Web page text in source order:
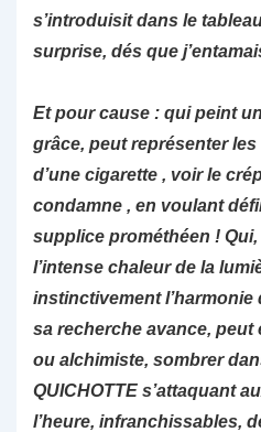
s’introduisit dans le
surprise, dés que
Et pour cause : qui peint
grâce, peut représenter
d’une cigarette , voir le
condamne , en voulant
supplice prométhéen ! Qui,
l’intense chaleur de la
instinctivement
sa recherche avance,
ou alchimiste, sombrer
QUICHOTTE s’attaquant
l’heure, infranchissables,